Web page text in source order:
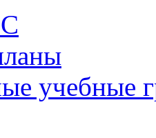
учебные